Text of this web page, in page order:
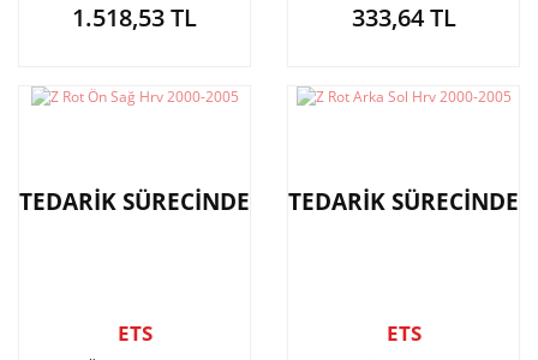
1.518,53 TL 333,64 TL
TEDARİK SÜRECİNDE
ETS
TEDARİK SÜRECİNDE
ETS